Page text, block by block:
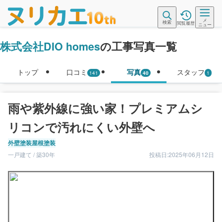
検索 閲覧履歴
メ
ニュー
株式会社DIO homesの工事写真一覧
トップ 口コミ 141 写真 40 スタッフ 1
雨や紫外線に強い家！プレミアムシ
リコンで汚れにくい外壁へ
外壁塗装屋根塗装
一戸建て / 築30年 投稿日:2025年06月12日